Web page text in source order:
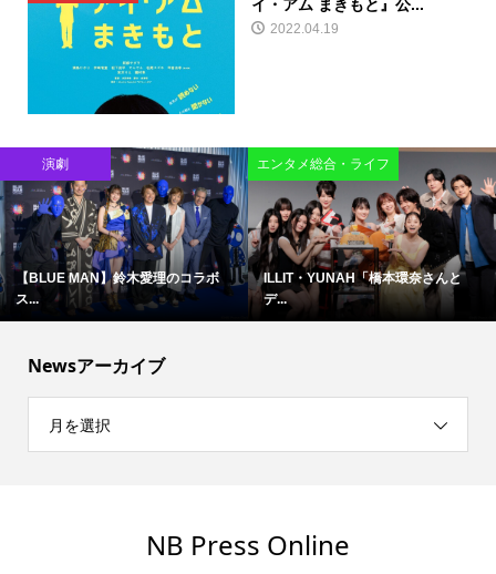
イ・アム まきもと』公...
2022.04.19
演劇
【BLUE MAN】鈴木愛理のコラボ
ス...
エンタメ総合・ライフ
ILLIT・YUNAH「橋本環奈さんと
デ...
Newsアーカイブ
月を選択
NB Press Online